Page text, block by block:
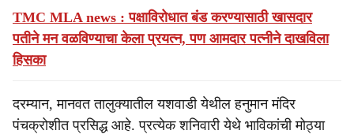
TMC MLA news : पक्षाविरोधात बंड करण्यासाठी खासदार
पतीने मन वळविण्याचा केला प्रयत्न, पण आमदार पत्नीने दाखविला
हिसका
दरम्यान, मानवत तालुक्यातील यशवाडी येथील हनुमान मंदिर
पंचक्रोशीत प्रसिद्ध आहे. प्रत्येक शनिवारी येथे भाविकांची मोठ्या